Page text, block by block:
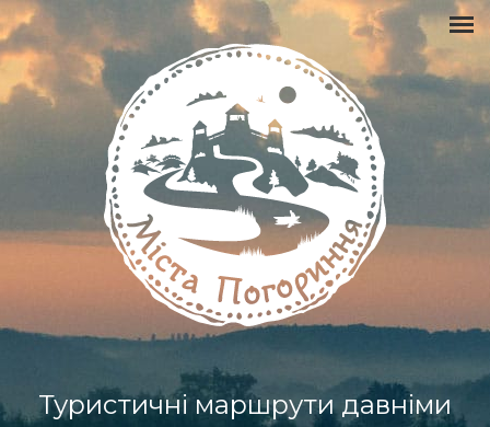
Туристичні маршрути давніми